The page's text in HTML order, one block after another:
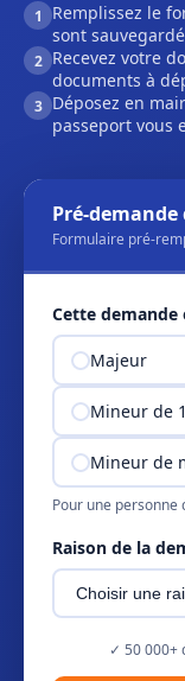
1
Remplissez le
sont
2 Recevez votre
documents à
3 Déposez en
passeport vous
Pré-
Formulaire pré-
Cette demande
Majeur
Mineur de
Mineur de
Pour une personne
Raison de la
✓ 50 000+